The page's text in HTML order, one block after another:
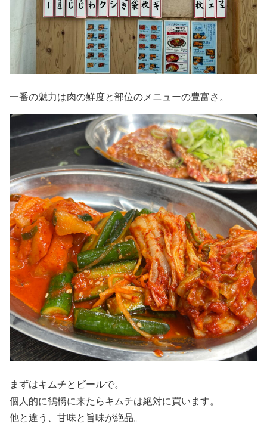
一番の魅力は肉の鮮度と部位のメニューの豊富さ。
まずはキムチとビールで。
個人的に鶴橋に来たらキムチは絶対に買います。
他と違う、甘味と旨味が絶品。